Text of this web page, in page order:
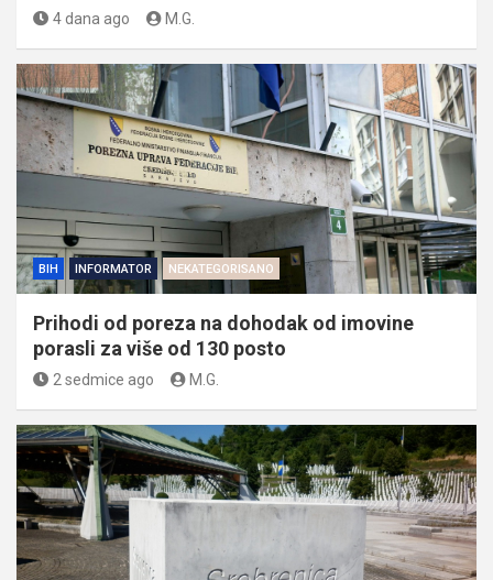
4 dana ago M.G.
BIH INFORMATOR NEKATEGORISANO
Prihodi od poreza na dohodak od imovine
porasli za više od 130 posto
2 sedmice ago M.G.